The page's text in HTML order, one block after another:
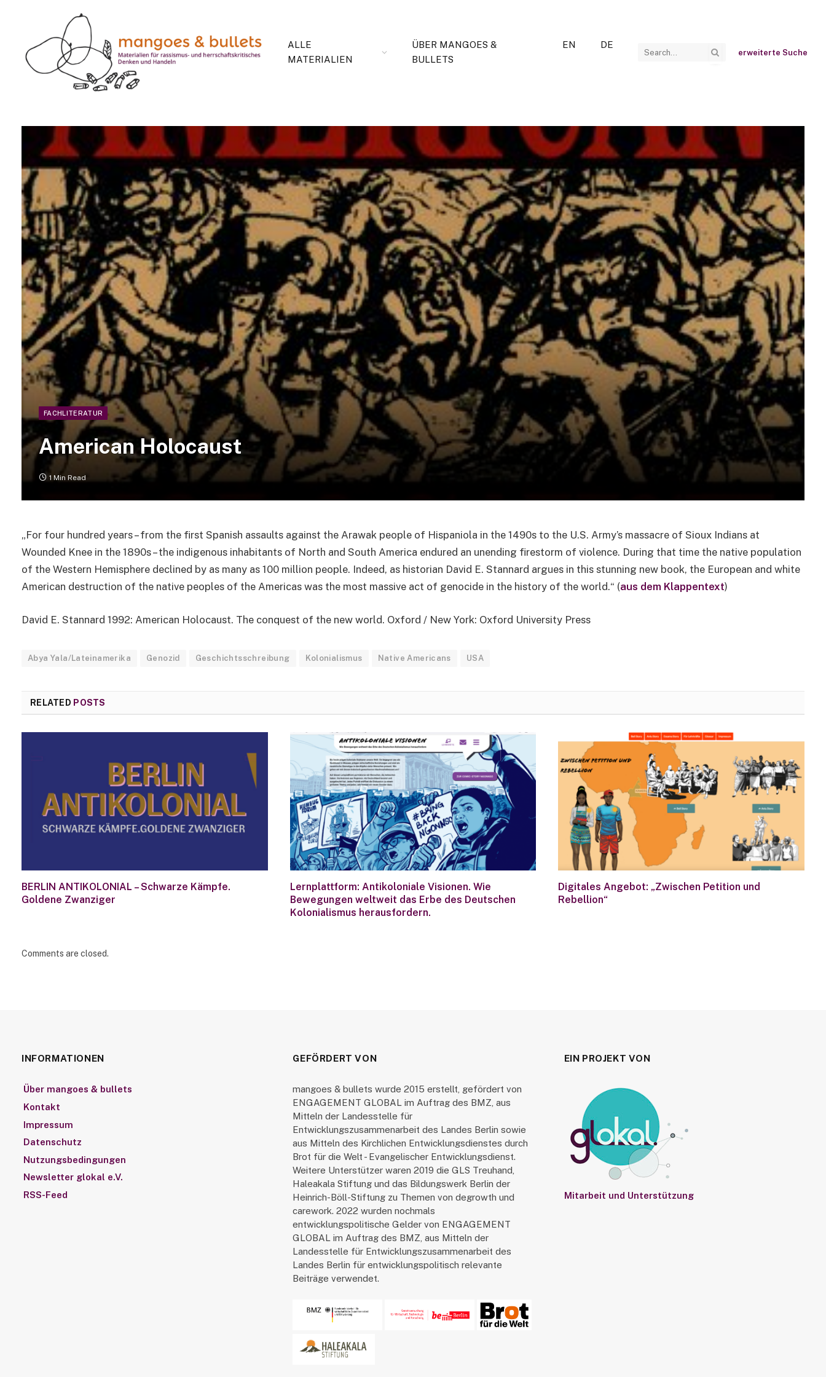
ALLE
MATERIALIEN
ÜBER MANGOES &
BULLETS
EN DE
erweiterte Suche
FACHLITERATUR
American Holocaust
1 Min Read
„For four hundred years – from the first Spanish assaults against the Arawak people of Hispaniola in the 1490s to the U.S. Army’s massacre of Sioux Indians at
Wounded Knee in the 1890s – the indigenous inhabitants of North and South America endured an unending firestorm of violence. During that time the native population
of the Western Hemisphere declined by as many as 100 million people. Indeed, as historian David E. Stannard argues in this stunning new book, the European and white
American destruction of the native peoples of the Americas was the most massive act of genocide in the history of the world.“ (aus dem Klappentext)
David E. Stannard 1992: American Holocaust. The conquest of the new world. Oxford / New York: Oxford University Press
Abya Yala/Lateinamerika Genozid Geschichtsschreibung Kolonialismus Native Americans USA
RELATED POSTS
BERLIN ANTIKOLONIAL – Schwarze Kämpfe.
Goldene Zwanziger
Lernplattform: Antikoloniale Visionen. Wie
Bewegungen weltweit das Erbe des Deutschen
Kolonialismus herausfordern.
Digitales Angebot: „Zwischen Petition und
Rebellion“
Comments are closed.
INFORMATIONEN
Über mangoes & bullets
Kontakt
Impressum
Datenschutz
Nutzungsbedingungen
Newsletter glokal e.V.
RSS-Feed
GEFÖRDERT VON
mangoes & bullets wurde 2015 erstellt, gefördert von
ENGAGEMENT GLOBAL im Auftrag des BMZ, aus
Mitteln der Landesstelle für
Entwicklungszusammenarbeit des Landes Berlin sowie
aus Mitteln des Kirchlichen Entwicklungsdienstes durch
Brot für die Welt - Evangelischer Entwicklungsdienst.
Weitere Unterstützer waren 2019 die GLS Treuhand,
Haleakala Stiftung und das Bildungswerk Berlin der
Heinrich-Böll-Stiftung zu Themen von degrowth und
carework. 2022 wurden nochmals
entwicklungspolitische Gelder von ENGAGEMENT
GLOBAL im Auftrag des BMZ, aus Mitteln der
Landesstelle für Entwicklungszusammenarbeit des
Landes Berlin für entwicklungspolitisch relevante
Beiträge verwendet.
EIN PROJEKT VON
Mitarbeit und Unterstützung